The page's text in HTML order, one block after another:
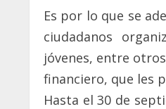
Es por lo que se
ciudadanos
jóvenes, entre
financiero, que les
Hasta el 30 de